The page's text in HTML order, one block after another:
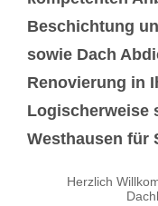
Beschichtung
sowie Dach
Renovierung in
Logischerweise
Westhausen für
Herzlich